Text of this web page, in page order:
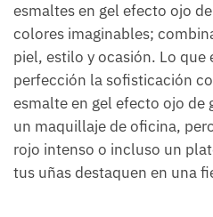
esmaltes en gel efecto ojo
colores imaginables;
piel, estilo y ocasión. Lo que
perfección la sofisticación
esmalte en gel efecto ojo de
un maquillaje de oficina,
rojo intenso o incluso un
tus uñas destaquen en una